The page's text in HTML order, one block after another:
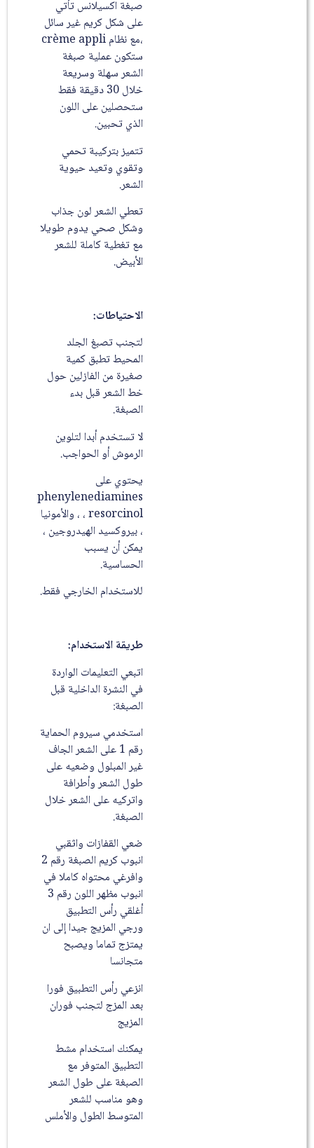
صبغة اكسيلانس تأتي
على شكل كريم غير سائل
،مع نظام crème appli
ستكون عملية صبغة
الشعر سهلة وسريعة
خلال 30 دقيقة فقط
ستحصلين على اللون
الذي تحبين.
تتميز بتركيبة تحمي
وتقوي وتعيد حيوية
الشعر.
تعطي الشعر لون جذاب
وشكل صحي يدوم طويلا
مع تغطية كاملة للشعر
الأبيض.
الاحتياطات:
لتجنب تصبغ الجلد
المحيط تطبق كمية
صغيرة من الفازلين حول
خط الشعر قبل بدء
الصبغة.
لا تستخدم أبدا لتلوين
الرموش أو الحواجب.
يحتوي على
phenylenediamines
، resorcinol ، والأمونيا
، بيروكسيد الهيدروجين ،
يمكن أن يسبب
الحساسية.
للاستخدام الخارجي فقط.
طريقة الاستخدام:
اتبعي التعليمات الواردة
في النشرة الداخلية قبل
الصبغة:
استخدمي سيروم الحماية
رقم 1 على الشعر الجاف
غير المبلول وضعيه على
طول الشعر وأطرافة
واتركيه على الشعر خلال
الصبغة.
ضعي القفازات واثقبي
انبوب كريم الصبغة رقم 2
وافرغي محتواه كاملا في
انبوب مظهر اللون رقم 3
أغلقي رأس التطبيق
ورجي المزيج جيدا إلى ان
يمتزج تماما ويصبح
متجانسا
انزعي رأس التطبيق فورا
بعد المزج لتجنب فوران
المزيج
يمكنك استخدام مشط
التطبيق المتوفر مع
الصبغة على طول الشعر
وهو مناسب للشعر
المتوسط الطول والأملس